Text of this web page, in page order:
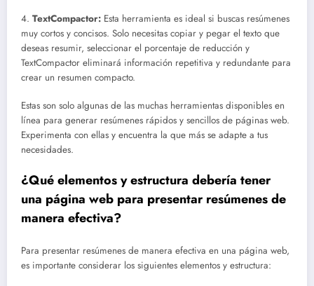
4. TextCompactor: Esta herramienta es ideal si buscas resúmenes
muy cortos y concisos. Solo necesitas copiar y pegar el texto que
deseas resumir, seleccionar el porcentaje de reducción y
TextCompactor eliminará información repetitiva y redundante para
crear un resumen compacto.
Estas son solo algunas de las muchas herramientas disponibles en
línea para generar resúmenes rápidos y sencillos de páginas web.
Experimenta con ellas y encuentra la que más se adapte a tus
necesidades.
¿Qué elementos y estructura debería tener
una página web para presentar resúmenes de
manera efectiva?
Para presentar resúmenes de manera efectiva en una página web,
es importante considerar los siguientes elementos y estructura: